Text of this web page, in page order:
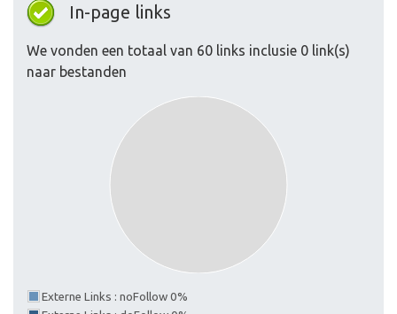
In-page links
We vonden een totaal van 60 links inclusie 0 link(s)
naar bestanden
Externe Links : noFollow 0%